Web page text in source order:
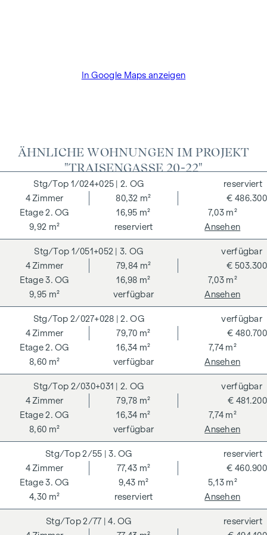
In Google Maps anzeigen
ÄHNLICHE WOHNUNGEN IM PROJEKT
"TRAISENGASSE 20-22"
1/024+025 | 2. OG
2. OG
4 Zimmer
80,32 m²
16,95 m²
7,03 m²
9,92 m²
€ 486.300
reserviert
reserviert
Ansehen
1/051+052 | 3. OG
3. OG
4 Zimmer
79,84 m²
16,98 m²
7,03 m²
9,95 m²
€ 503.300
verfügbar
verfügbar
Ansehen
2/027+028 | 2. OG
2. OG
4 Zimmer
79,70 m²
16,34 m²
7,74 m²
8,60 m²
€ 480.700
verfügbar
verfügbar
Ansehen
2/030+031 | 2. OG
2. OG
4 Zimmer
79,78 m²
16,34 m²
7,74 m²
8,60 m²
€ 481.200
verfügbar
verfügbar
Ansehen
2/55 | 3. OG
3. OG
4 Zimmer
77,43 m²
9,43 m²
5,13 m²
4,30 m²
€ 460.900
reserviert
reserviert
Ansehen
2/77
| 4. OG
reserviert